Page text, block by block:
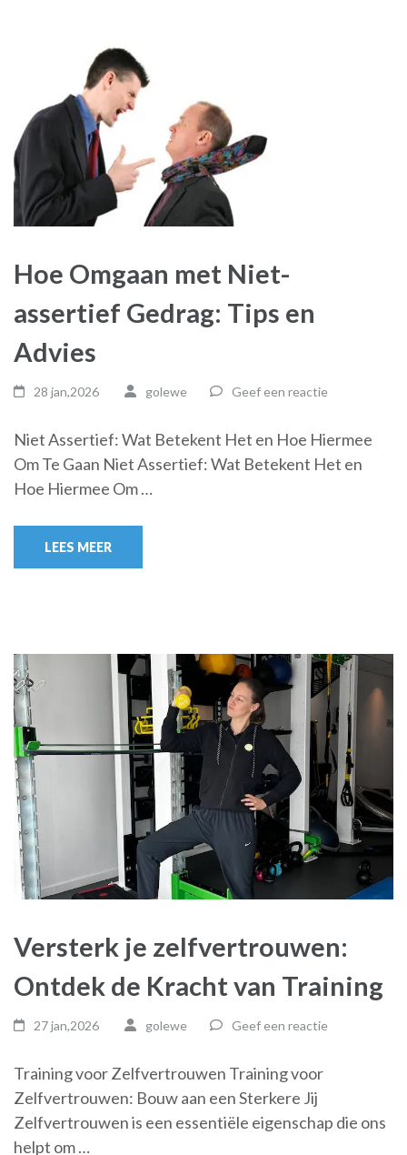
Hoe Omgaan met Niet-
assertief Gedrag: Tips en
Advies
28 jan,2026 golewe Geef een reactie
Niet Assertief: Wat Betekent Het en Hoe Hiermee
Om Te Gaan Niet Assertief: Wat Betekent Het en
Hoe Hiermee Om …
LEES MEER
Versterk je zelfvertrouwen:
Ontdek de Kracht van Training
27 jan,2026 golewe Geef een reactie
Training voor Zelfvertrouwen Training voor
Zelfvertrouwen: Bouw aan een Sterkere Jij
Zelfvertrouwen is een essentiële eigenschap die ons
helpt om …